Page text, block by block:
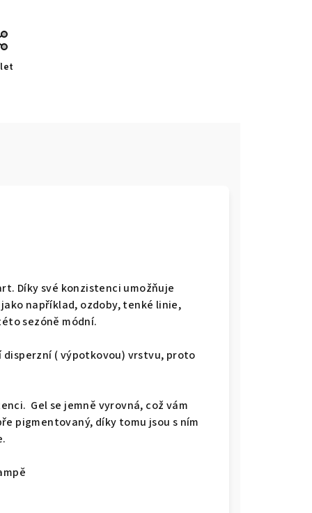
Díky své konzistenci umožňuje
například, ozdoby, tenké linie,
sezóně módní.
( výpotkovou) vrstvu, proto
Gel se jemně vyrovná, což vám
pigmentovaný, díky tomu jsou s ním